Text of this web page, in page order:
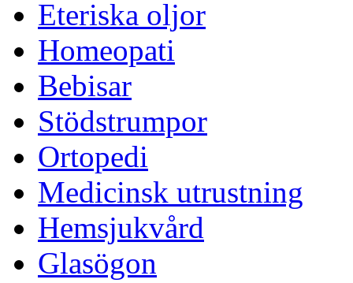
Eteriska oljor
Homeopati
Bebisar
Stödstrumpor
Ortopedi
Medicinsk utrustning
Hemsjukvård
Glasögon